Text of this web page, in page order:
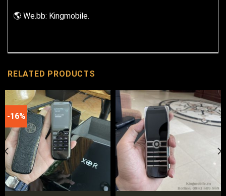
🌎 We.bb: Kingmobile.
RELATED PRODUCTS
-16%